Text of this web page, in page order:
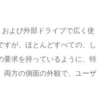
よび外部ドライブで広く使
すが、ほとんどすべての、し
要求を持っているように、特
両方の側面の外観で、ユーザ